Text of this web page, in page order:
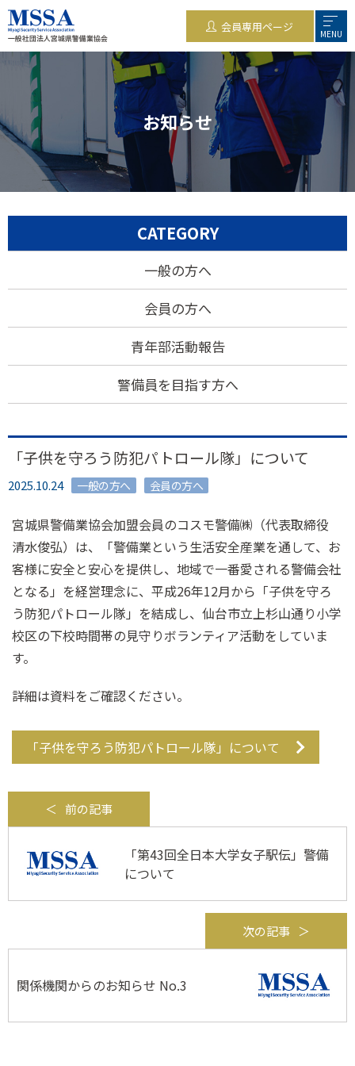
会員専用ページ MENU
お知らせ
「子供を守ろう防犯パトロール隊」について
2025.10.24 一般の方へ 会員の方へ
宮城県警備業協会加盟会員のコスモ警備㈱（代表取締役
清水俊弘）は、「警備業という生活安全産業を通して、お
客様に安全と安心を提供し、地域で一番愛される警備会社
となる」を経営理念に、平成26年12月から「子供を守ろ
う防犯パトロール隊」を結成し、仙台市立上杉山通り小学
校区の下校時間帯の見守りボランティア活動をしていま
す。
詳細は資料をご確認ください。
「子供を守ろう防犯パトロール隊」について
前の記事
「第43回全日本大学女子駅伝」警備
について
次の記事
関係機関からのお知らせ No.3
CATEGORY
一般の方へ
会員の方へ
青年部活動報告
警備員を目指す方へ